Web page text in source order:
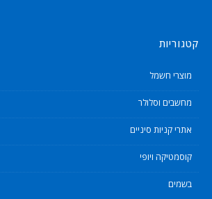
קטגוריות
מוצרי חשמל
מחשבים וסלולר
אתרי קניות סיניים
קוסמטיקה ויופי
בשמים